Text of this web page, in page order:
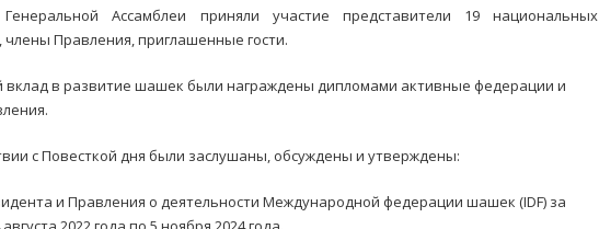
Ассамблеи приняли участие представители 19 национальных
Правления, приглашенные гости.
вклад в развитие шашек были награждены дипломами активные федерации и
с Повесткой дня были заслушаны, обсуждены и утверждены:
и Правления о деятельности Международной федерации шашек (IDF) за